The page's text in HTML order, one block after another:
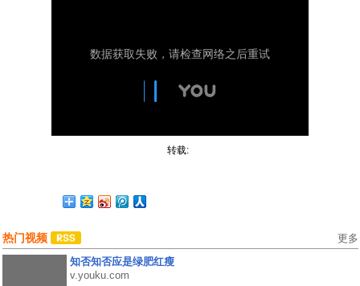
转载:
热门视频 更多
知否知否应是绿肥红瘦
v.youku.com